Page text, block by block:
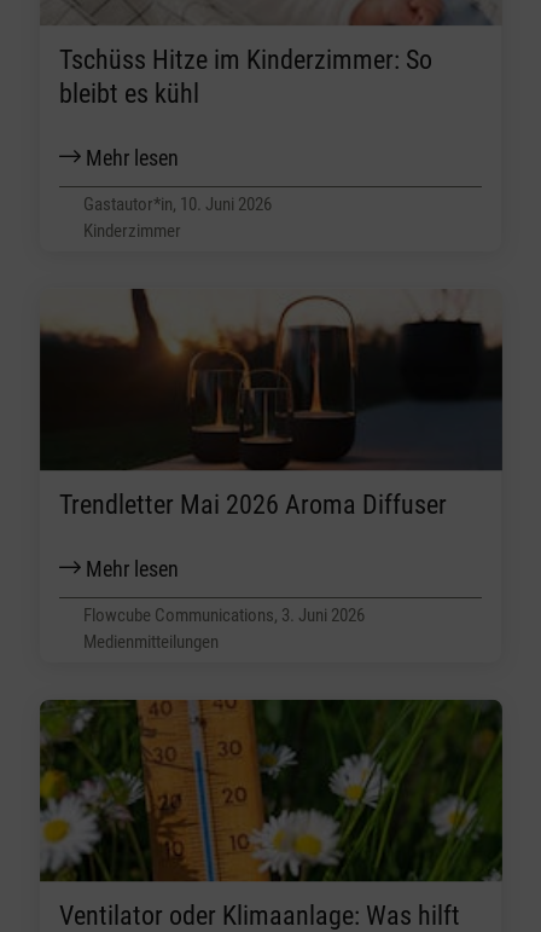
Tschüss Hitze im Kinderzimmer: So
bleibt es kühl
Mehr lesen
Gastautor*in, 10. Juni 2026
Kinderzimmer
Trendletter Mai 2026 Aroma Diffuser
Mehr lesen
Flowcube Communications, 3. Juni 2026
Medienmitteilungen
Ventilator oder Klimaanlage: Was hilft